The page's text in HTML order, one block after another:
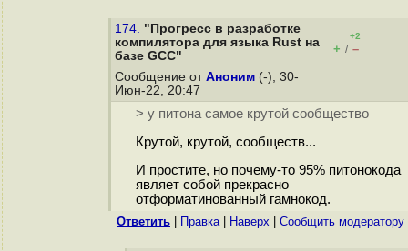
174. "Прогресс в разработке
компилятора для языка Rust на
базе GCC"
+2
+ / –
Сообщение от Аноним (-), 30-
Июн-22, 20:47
> у питона самое крутой сообщество
Крутой, крутой, сообществ...
И простите, но почему-то 95% питонокода
являет собой прекрасно
отформатинованный гамнокод.
Ответить Правка| Наверх Cообщить модератору